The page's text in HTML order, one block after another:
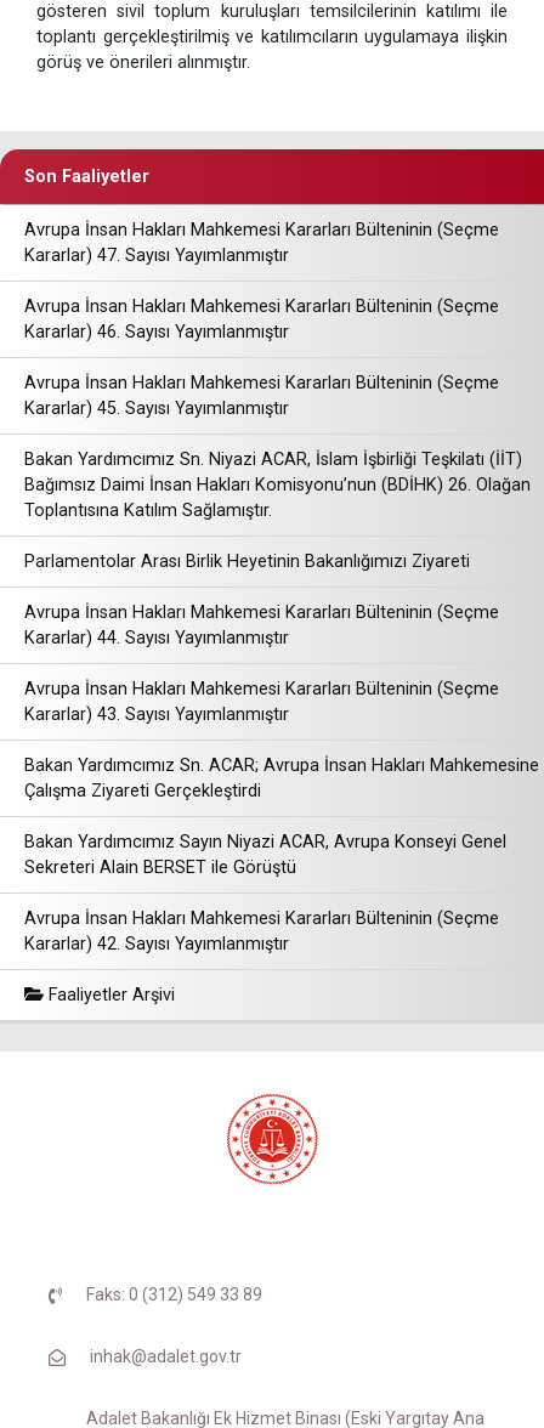
gösteren sivil toplum kuruluşları temsilcilerinin katılımı ile
toplantı gerçekleştirilmiş ve katılımcıların uygulamaya ilişkin
görüş ve önerileri alınmıştır.
Son Faaliyetler
Avrupa İnsan Hakları Mahkemesi Kararları Bülteninin (Seçme
Kararlar) 47. Sayısı Yayımlanmıştır
Avrupa İnsan Hakları Mahkemesi Kararları Bülteninin (Seçme
Kararlar) 46. Sayısı Yayımlanmıştır
Avrupa İnsan Hakları Mahkemesi Kararları Bülteninin (Seçme
Kararlar) 45. Sayısı Yayımlanmıştır
Bakan Yardımcımız Sn. Niyazi ACAR, İslam İşbirliği Teşkilatı (İİT)
Bağımsız Daimi İnsan Hakları Komisyonu’nun (BDİHK) 26. Olağan
Toplantısına Katılım Sağlamıştır.
Parlamentolar Arası Birlik Heyetinin Bakanlığımızı Ziyareti
Avrupa İnsan Hakları Mahkemesi Kararları Bülteninin (Seçme
Kararlar) 44. Sayısı Yayımlanmıştır
Avrupa İnsan Hakları Mahkemesi Kararları Bülteninin (Seçme
Kararlar) 43. Sayısı Yayımlanmıştır
Bakan Yardımcımız Sn. ACAR; Avrupa İnsan Hakları Mahkemesine
Çalışma Ziyareti Gerçekleştirdi
Bakan Yardımcımız Sayın Niyazi ACAR, Avrupa Konseyi Genel
Sekreteri Alain BERSET ile Görüştü
Avrupa İnsan Hakları Mahkemesi Kararları Bülteninin (Seçme
Kararlar) 42. Sayısı Yayımlanmıştır
Faaliyetler Arşivi
Faks: 0 (312) 549 33 89
inhak@adalet.gov.tr
Adalet Bakanlığı Ek Hizmet Binası (Eski Yargıtay Ana